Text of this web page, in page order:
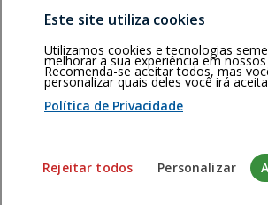
Área restritaPolítica de
privacidadePersonalização
de cookies
Sistema desenvolvido pela Gerência
Este site utiliza cookies
Utilizamos cookies e tecnologias
melhorar a sua experiência em
Recomenda-se aceitar todos, mas
personalizar quais deles você irá
Política de Privacidade
Rejeitar todos Personalizar